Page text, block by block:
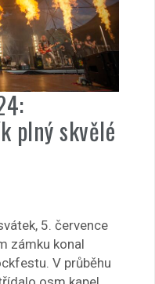
plný skvělé
5. července
zámku konal
V průběhu